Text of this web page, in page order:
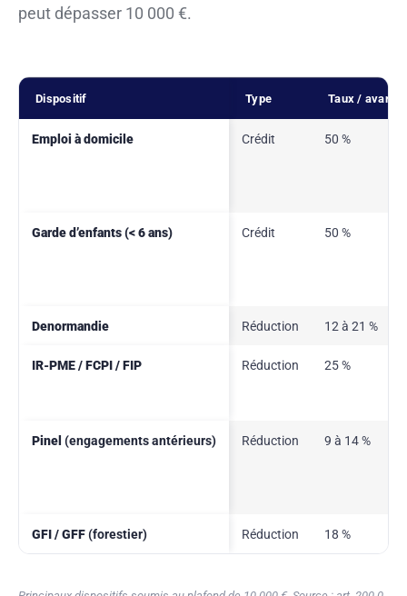
peut dépasser 10 000 €.
Dispositif Type Taux /
Emploi à domicile Crédit 50 %
Garde d’enfants (< 6 ans) Crédit 50 %
Denormandie Réduction 12 à 21 %
IR-PME / FCPI / FIP Réduction 25 %
Pinel (engagements antérieurs) Réduction 9 à 14 %
GFI / GFF(forestier) Réduction 18 %